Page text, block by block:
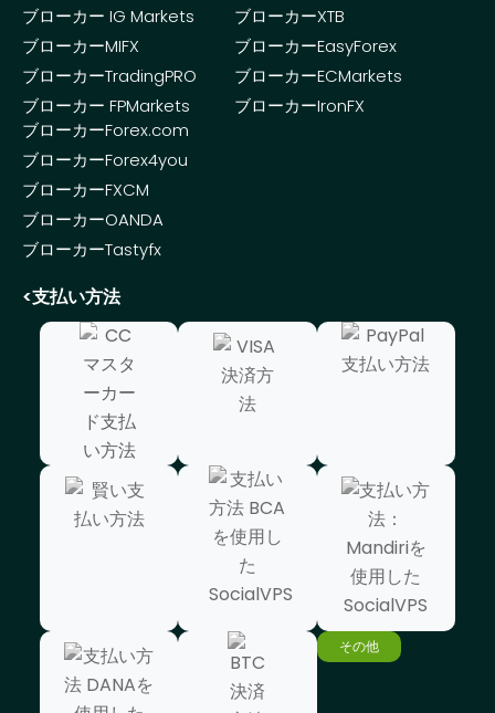
ブローカー IG Markets
ブローカーMIFX
ブローカーTradingPRO
ブローカー FPMarkets
ブローカーXTB
ブローカーEasyForex
ブローカーECMarkets
ブローカーIronFX
ブローカーForex.com
ブローカーForex4you
ブローカーFXCM
ブローカーOANDA
ブローカーTastyfx
<支払い方法
その他